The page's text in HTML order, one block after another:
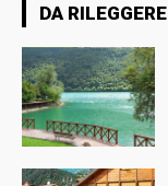
DA RILEGGERE